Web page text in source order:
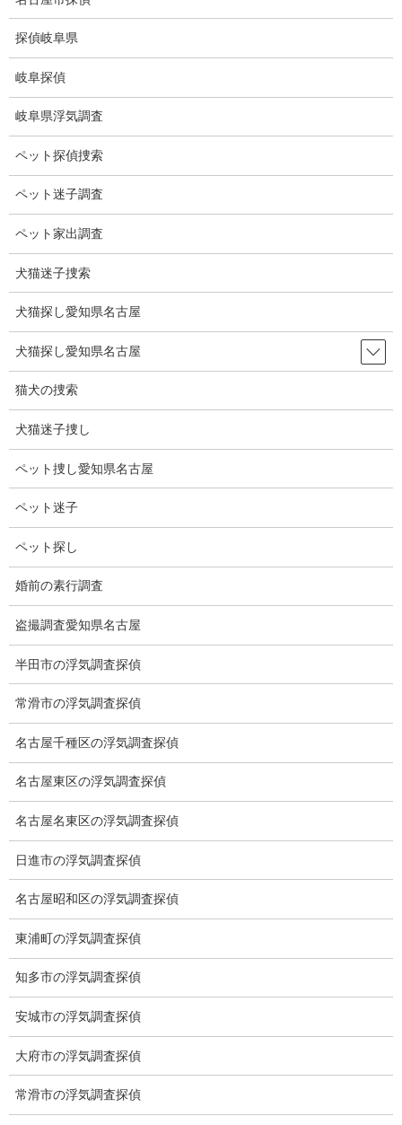
に
動
ョ
に
動
ブログ
HOME ブログ
2021-11-05
ブログ
世界で美味しいものランキング
米CNN調査で「世界一美味しい食べ物TOP50」に日本の寿しが4
位に入った。
1位はタイのマッサマンカレー。
勿論、国や地域によって変わると思います。
お寿司は人気があることは有名ですが、近江牛が入っている事に
もっとビックリしたことは32位にあん肝が入っています。
23位に私の大好きなラザニアが入っています。
ラザニアの美味しい店に行ってみました。
ショックです。
仕方が無いのでオムライスを食べました。
そういえばオムライスの美味しい店が名駅にあった事を思い出し
ました。
カテゴリー ブログ
ブログ
探偵岐阜県
岐阜探偵
岐阜県浮気調査
ペット探偵捜索
ペット迷子調査
ペット家出調査
犬猫迷子捜索
犬猫探し愛知県名古屋
犬猫探し愛知県名古屋
猫犬の捜索
犬猫迷子捜し
ペット捜し愛知県名古屋
ペット迷子
ペット探し
婚前の素行調査
盗撮調査愛知県名古屋
半田市の浮気調査探偵
常滑市の浮気調査探偵
名古屋千種区の浮気調査探偵
名古屋東区の浮気調査探偵
名古屋名東区の浮気調査探偵
日進市の浮気調査探偵
名古屋昭和区の浮気調査探偵
東浦町の浮気調査探偵
知多市の浮気調査探偵
安城市の浮気調査探偵
大府市の浮気調査探偵
常滑市の浮気調査探偵